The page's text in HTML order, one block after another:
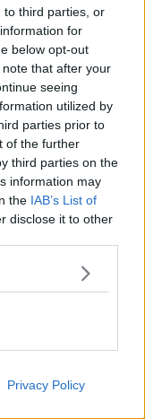
to third parties, or
for
below opt-out
that after your
seeing
utilized by
parties prior to
of the further
third parties on the
information may
the IAB’s List of
disclose it to other
Privacy Policy